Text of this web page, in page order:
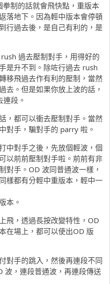
制的話就會飛快點，重版本
落地下。因為輕中版本會停頓
行過去後，是自己有利的，是
過去壓制對手，用得好的
是升不到。除咗行過去 rush
移飛過去作有利的壓制，當然
去。但是如果你放上波的話，
段。
，都可以衝去壓制對手。當然
對手，騙對手的 parry 啦。
中對手之後，先放個輕波，個
以前前壓制對手啦。前前有非
對手。OD 波同普通波一樣，
樣都有分輕中重版本，輕中一
本。
飛，透過長按改變特性，OD
在場上，都可以使出OD 版
對手的跳入，然後再連段不同
波，連段普通波，再連段傳送